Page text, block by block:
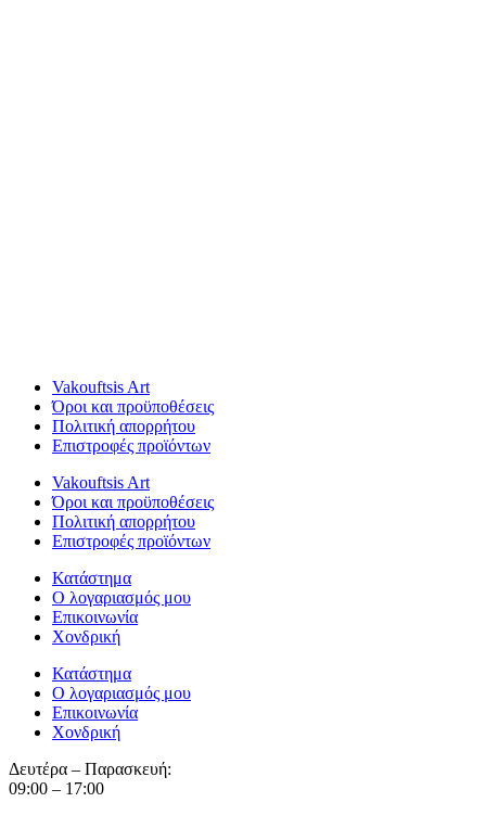
Vakouftsis Art
Όροι και προϋποθέσεις
Πολιτική απορρήτου
Επιστροφές προϊόντων
Vakouftsis Art
Όροι και προϋποθέσεις
Πολιτική απορρήτου
Επιστροφές προϊόντων
Κατάστημα
Ο λογαριασμός μου
Επικοινωνία
Χονδρική
Κατάστημα
Ο λογαριασμός μου
Επικοινωνία
Χονδρική
Δευτέρα – Παρασκευή:
09:00 – 17:00